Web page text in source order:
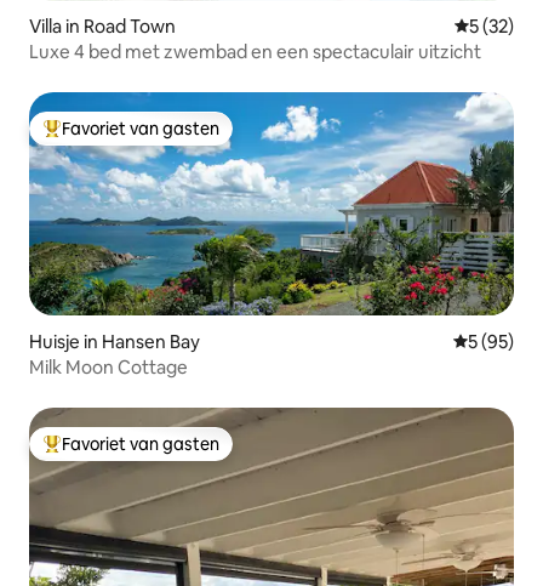
Villa in Road Town
5 (32)
Luxe 4 bed met zwembad en een spectaculair uitzicht
Topfavoriet van gasten
Favoriet van gasten
Huisje in Hansen Bay
5 (95)
Milk Moon Cottage
Topfavoriet van gasten
Favoriet van gasten